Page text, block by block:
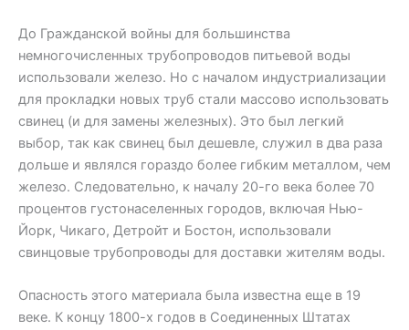
До Гражданской войны для большинства
немногочисленных трубопроводов питьевой воды
использовали железо. Но с началом индустриализации
для прокладки новых труб стали массово использовать
свинец (и для замены железных). Это был легкий
выбор, так как свинец был дешевле, служил в два раза
дольше и являлся гораздо более гибким металлом, чем
железо. Следовательно, к началу 20-го века более 70
процентов густонаселенных городов, включая Нью-
Йорк, Чикаго, Детройт и Бостон, использовали
свинцовые трубопроводы для доставки жителям воды.
Опасность этого материала была известна еще в 19
веке. К концу 1800-х годов в Соединенных Штатах